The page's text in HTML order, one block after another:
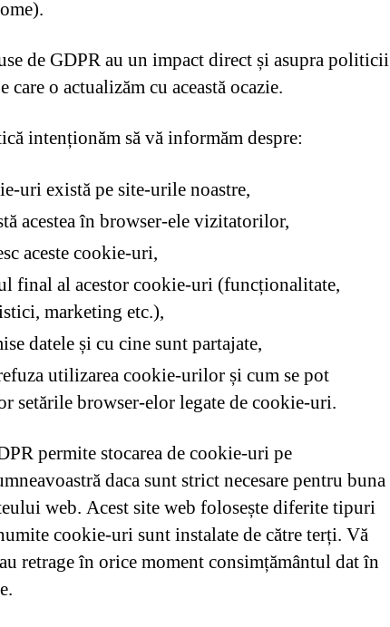
de GDPR au un impact direct și asupra politicii
care o actualizăm cu această ocazie.
intenționăm să vă informăm despre:
uri există pe site-urile noastre,
acestea în browser-ele vizitatorilor,
aceste cookie-uri,
final al acestor cookie-uri (funcționalitate,
marketing etc.),
datele și cu cine sunt partajate,
utilizarea cookie-urilor și cum se pot
setările browser-elor legate de cookie-uri.
permite stocarea de cookie-uri pe
daca sunt strict necesare pentru buna
web. Acest site web folosește diferite tipuri
cookie-uri sunt instalate de către terți. Vă
retrage în orice moment consimțământul dat în